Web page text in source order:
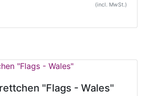
(incl. MwSt.)
"Flags - Wales"